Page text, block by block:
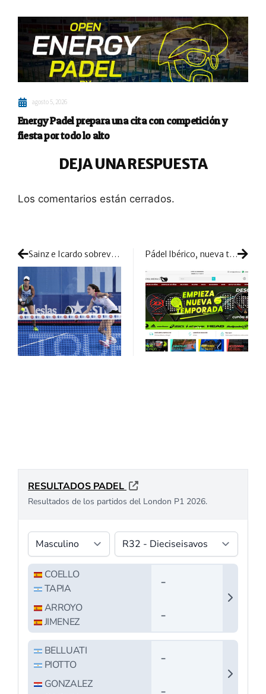
agosto 5, 2026
Energy Padel prepara una cita con competición y
fiesta por todo lo alto
DEJA UNA RESPUESTA
Los comentarios están cerrados.
Sainz e Icardo sobreviven a base de sufrimiento para colarse en semifinales Pádel Ibérico, nueva tienda online para un referente del sector del pádel